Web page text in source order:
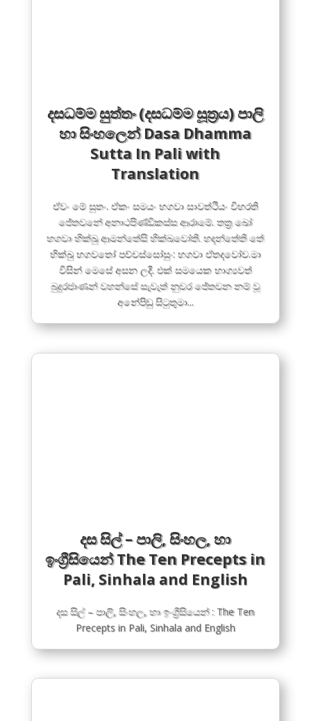
දසධම්ම සුත්තං (දසධම්ම සූත්‍රය) පාලි
හා සිංහලෙන් Dasa Dhamma
Sutta In Pali with
Translation
ඒවං මේ සුතං. ඒකං සමයං භගවා සාවත්ථියං විහරති
ජේතවනේ අනාථපිණ්ඩිකස්ස ආරාමේ. තත්‍ර ඛෝ
භගවා භික්ඛු ආමන්තේසි භික්ඛවෝති. භදන්තේති තේ
භික්ඛු භගවතෝ පච්චස්සෝසුං: භගවා ඒතදවෝච.මා
විසින් මෙසේ අසන ලදී. එක් සමයෙක භාග්‍යවත්
බුදුරජාණන් වහන්සේ සැවැත් නුවර ජේතවන නම් වූ
අනේපිඬු සිටුතුමා...
දස සිල් – පාලි, සිංහල, හා
ඉංග්‍රීසියෙන් The Ten Precepts in
දස සිල් – පාලි, සිංහල, හා ඉංග්‍රීසියෙන් : The Ten
Precepts in Pali, Sinhala and English